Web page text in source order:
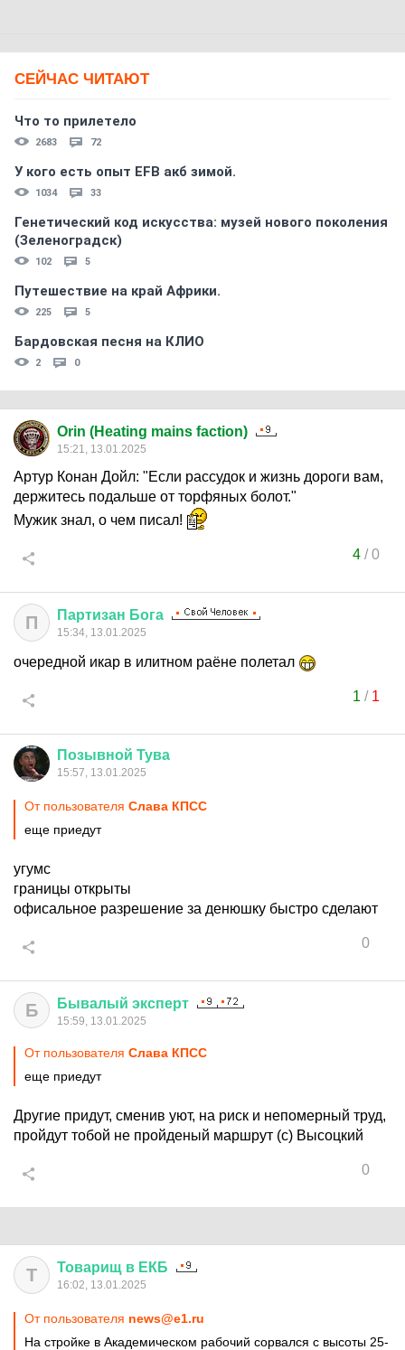
СЕЙЧАС ЧИТАЮТ
Что то прилетело
2683 72
У кого есть опыт EFB акб зимой.
1034 33
Генетический код искусства: музей нового поколения
(Зеленоградск)
102 5
Путешествие на край Африки.
225 5
Бардовская песня на КЛИО
2 0
Orin (Heating mains faction)
15:21, 13.01.2025
Артур Конан Дойл: "Если рассудок и жизнь дороги вам,
держитесь подальше от торфяных болот."
Мужик знал, о чем писал!
4/0
П Партизан Бога
15:34, 13.01.2025
очередной икар в илитном раёне полетал
1 / 1
Позывной Тува
15:57, 13.01.2025
От пользователя Слава КПСС
еще приедут
угумс
границы открыты
офисальное разрешение за денюшку быстро сделают
0
Б Бывалый эксперт
15:59, 13.01.2025
От пользователя Слава КПСС
еще приедут
Другие придут, сменив уют, на риск и непомерный труд,
пройдут тобой не пройденый маршрут (с) Высоцкий
0
Т Товарищ в ЕКБ
16:02, 13.01.2025
От пользователя news@e1.ru
На стройке в Академическом рабочий сорвался с высоты 25-